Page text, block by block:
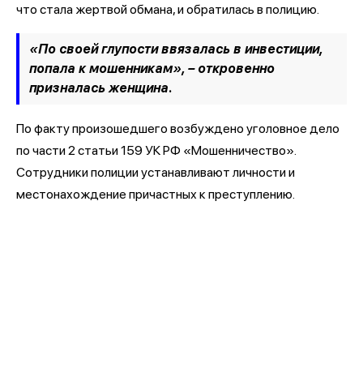
что стала жертвой обмана, и обратилась в полицию.
«По своей глупости ввязалась в инвестиции,
попала к мошенникам», – откровенно
призналась женщина.
По факту произошедшего возбуждено уголовное дело
по части 2 статьи 159 УК РФ «Мошенничество».
Сотрудники полиции устанавливают личности и
местонахождение причастных к преступлению.